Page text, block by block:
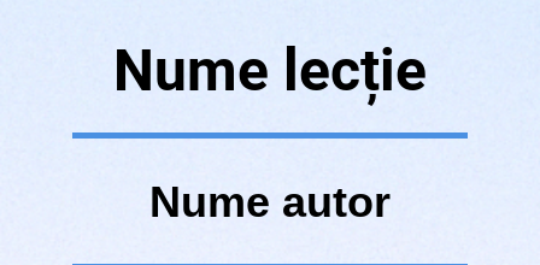
Nume lecție
Nume autor